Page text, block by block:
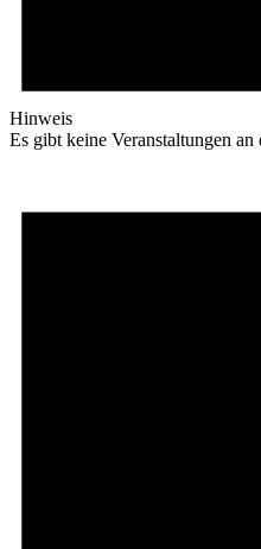
Hinweis
Es gibt keine Veranstaltungen an